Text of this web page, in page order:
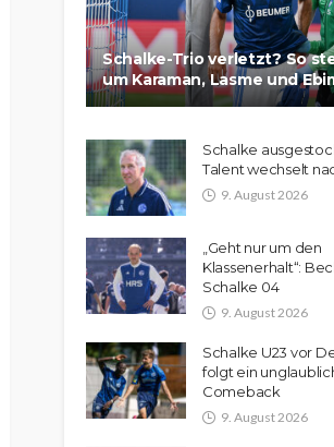
Schalke-Trio verletzt? So
um Karaman, Lasme und
Schalke
Talent wechselt
9. August 2026
„Geht nur um den
Klassenerhalt“:
Schalke 04
9. August 2026
Schalke U23 vor
folgt ein
Comeback
9. August 2026